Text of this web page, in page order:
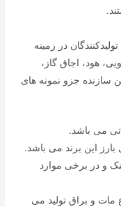
در زمینه
هود، اجاق گاز،
جزو نمونه های
می باشد.
این برند می باشد.
و در برخی موارد
مات و براق تولید می